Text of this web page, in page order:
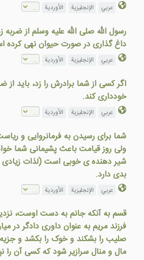
عربي الإنجليزية الأوردية
رسول الله صلی الله علیه وسلم از
داغ گذاری در صورت حیوان نهی کرده
عربي الإنجليزية الأوردية
اگر کسی از شما برادرش را زد، باید
خودداری کند.
عربي الإنجليزية الأوردية
شما برای رسيدن به فرمانروايی و
ولی روز قيامت باعث پشيمانی شما
شير دهنده ی خوبی است (لذات زيادی
بدی دارد.
عربي الإنجليزية الأوردية
قسم به آنکه جانم به دست اوست،
فرزند مریم به عنوان داوری دادگر در
صلیب را بشکند و خوک را بکشد و جزیه
مال و منال سرازیر شود که کسی آن را